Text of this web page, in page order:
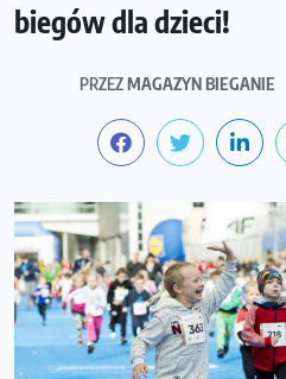
biegów dla dzieci!
PRZEZMAGAZYN BIEGANIE